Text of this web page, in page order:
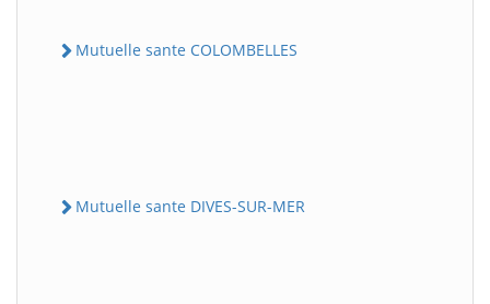
Mutuelle sante COLOMBELLES
Mutuelle sante DIVES-SUR-MER